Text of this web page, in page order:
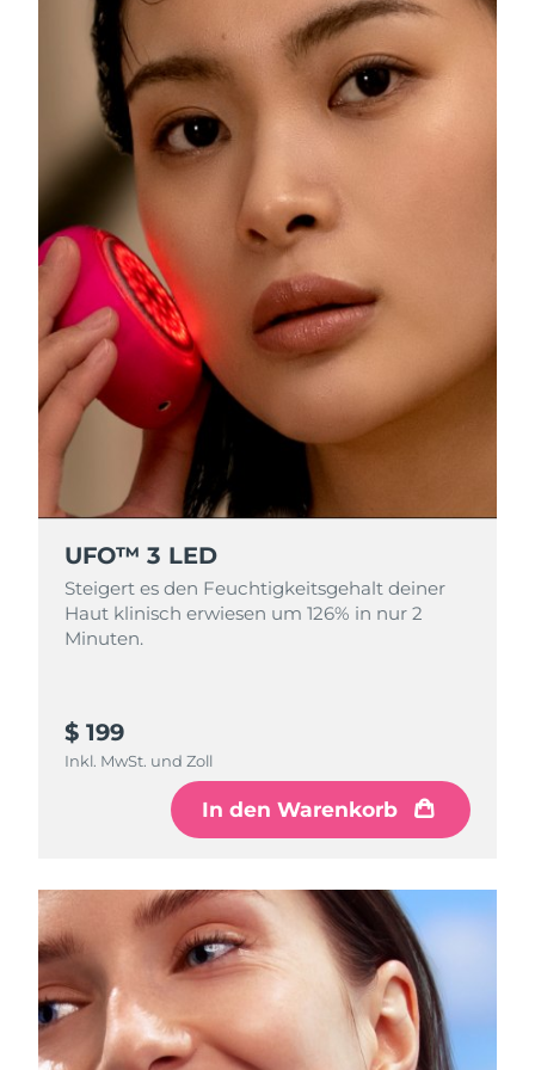
UFO™ 3 LED
Steigert es den Feuchtigkeitsgehalt deiner
Haut klinisch erwiesen um 126% in nur 2
Minuten.
$ 199
Inkl. MwSt. und Zoll
In den Warenkorb
Litauen Erwartete Lieferung8/10/26
Luxemburg Erwartete Lieferung 8/10/26
Sonderverwaltungsregion
Macau
Malaysia Erwartete Lieferung
Malta
Mexiko Erwartete Lieferung
Monaco Erwartete Lieferung8/11/26
Niederlande Erwartete Lieferung
Neuseeland
Norwegen
Oman Erwartete Lieferung
Polen
Portugal
8/12/26
Katar
Réunion Erwartete Lieferung
Rumänien Erwartete Lieferung8/10/26
Russland Erwartete Lieferung 8/18/26